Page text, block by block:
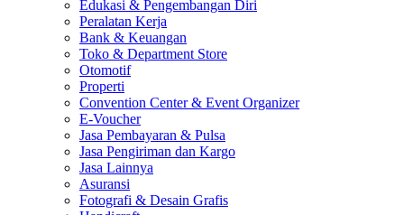
Edukasi & Pengembangan Diri
Peralatan Kerja
Bank & Keuangan
Toko & Department Store
Otomotif
Properti
Convention Center & Event Organizer
E-Voucher
Jasa Pembayaran & Pulsa
Jasa Pengiriman dan Kargo
Jasa Lainnya
Asuransi
Fotografi & Desain Grafis